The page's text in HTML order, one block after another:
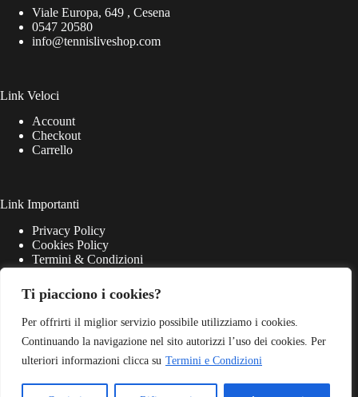
Ti piacciono i cookies?
Per offrirti il miglior servizio possibile utilizziamo i cookies.
Continuando la navigazione nel sito autorizzi l’uso dei cookies. Per
ulteriori informazioni clicca su Termini e Condizioni
Viale Europa, 649 , Cesena
0547 20580
info@tennisliveshop.com
Link Veloci
Account
Checkout
Carrello
Link Importanti
Privacy Policy
Cookies Policy
Termini & Condizioni